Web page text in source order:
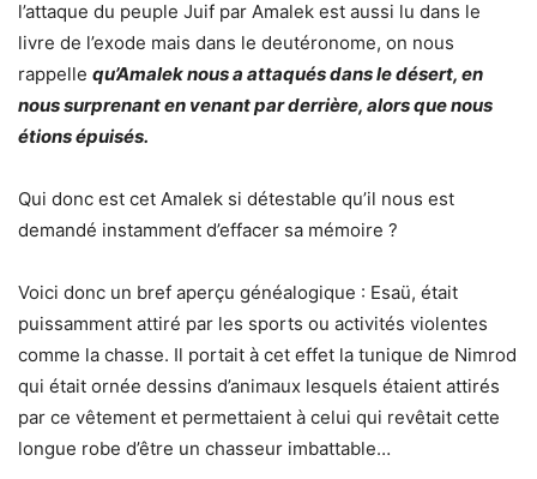
l’attaque du peuple Juif par Amalek est aussi lu dans le
livre de l’exode mais dans le deutéronome, on nous
rappelle qu’Amalek nous a attaqués dans le désert, en
nous surprenant en venant par derrière, alors que nous
étions épuisés.
Qui donc est cet Amalek si détestable qu’il nous est
demandé instamment d’effacer sa mémoire ?
Voici donc un bref aperçu généalogique : Esaü, était
puissamment attiré par les sports ou activités violentes
comme la chasse. Il portait à cet effet la tunique de Nimrod
qui était ornée dessins d’animaux lesquels étaient attirés
par ce vêtement et permettaient à celui qui revêtait cette
longue robe d’être un chasseur imbattable…